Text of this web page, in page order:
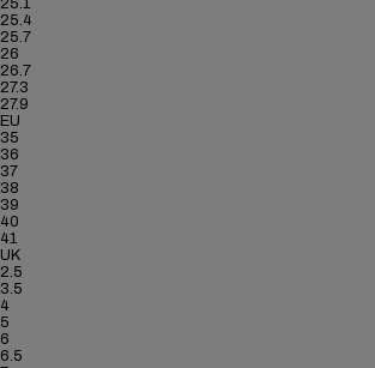
25.4
25.7
26
26.7
27.3
27.9
EU
35
36
37
38
39
40
41
UK
2.5
3.5
4
5
6
6.5